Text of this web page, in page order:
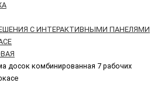
С ИНТЕРАКТИВНЫМИ ПАНЕЛЯМИ
досок комбинированная 7 рабочих